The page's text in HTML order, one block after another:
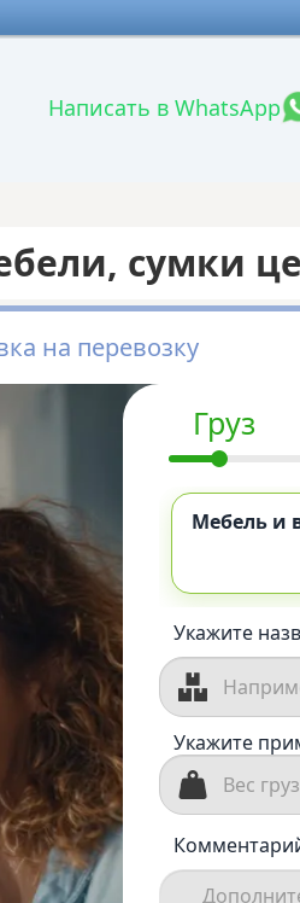
Написать в WhatsApp
сумки
на перевозку
Груз
Мебель и
Укажите
Укажите